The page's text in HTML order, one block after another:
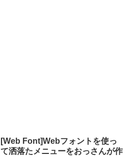
[Web Font]Webフォントを使っ
て洒落たメニューをおっさんが作